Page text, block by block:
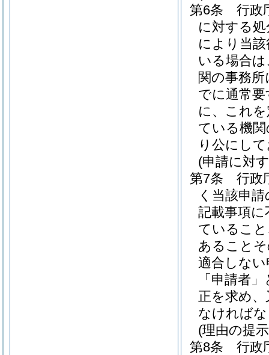
第6条
行政
に対する
により当
いる場合
関の事務
でに通常
に、これ
ている機
り公にし
(申請に対
第7条
行政
く当該申
記載事項
ているこ
あること
適合しな
「申請者
正を求め
なければ
(理由の提
第8条
行政